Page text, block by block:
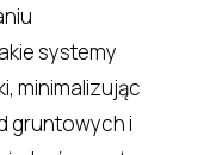
systemy
minimalizując
gruntowych i